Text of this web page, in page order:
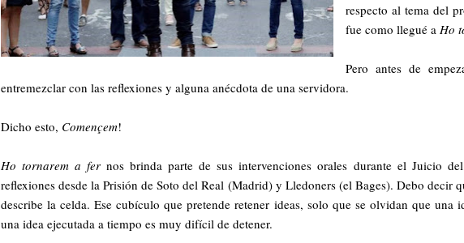
respecto al tema del
fue como llegué a Ho
Pero antes de
entremezclar con las reflexiones y alguna anécdota de una servidora.
Dicho esto, Començem!
Ho tornarem a fernos brinda parte de sus intervenciones orales durante el Juicio
reflexiones desde la Prisión de Soto del Real (Madrid) y Lledoners (el Bages). Debo decir
describe la celda. Ese cubículo que pretende retener ideas, solo que se olvidan que
una idea ejecutada a tiempo es muy difícil de detener.